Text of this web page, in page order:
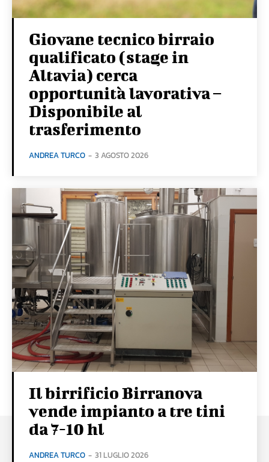
Giovane tecnico birraio
qualificato (stage in
Altavia) cerca
opportunità lavorativa –
Disponibile al
trasferimento
ANDREA TURCO - 3 AGOSTO 2026
Il birrificio Birranova
vende impianto a tre tini
da 7-10 hl
ANDREA TURCO - 31 LUGLIO 2026